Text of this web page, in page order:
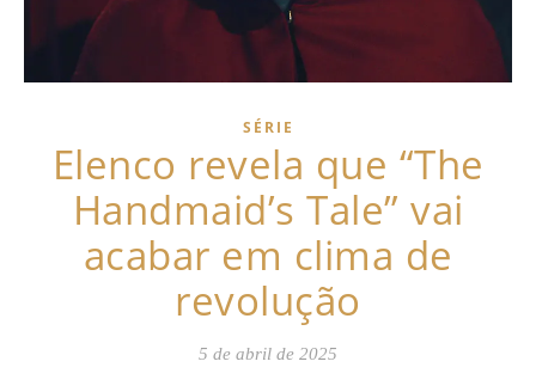
SÉRIE
Elenco revela que “The
Handmaid’s Tale” vai
acabar em clima de
revolução
5 de abril de 2025